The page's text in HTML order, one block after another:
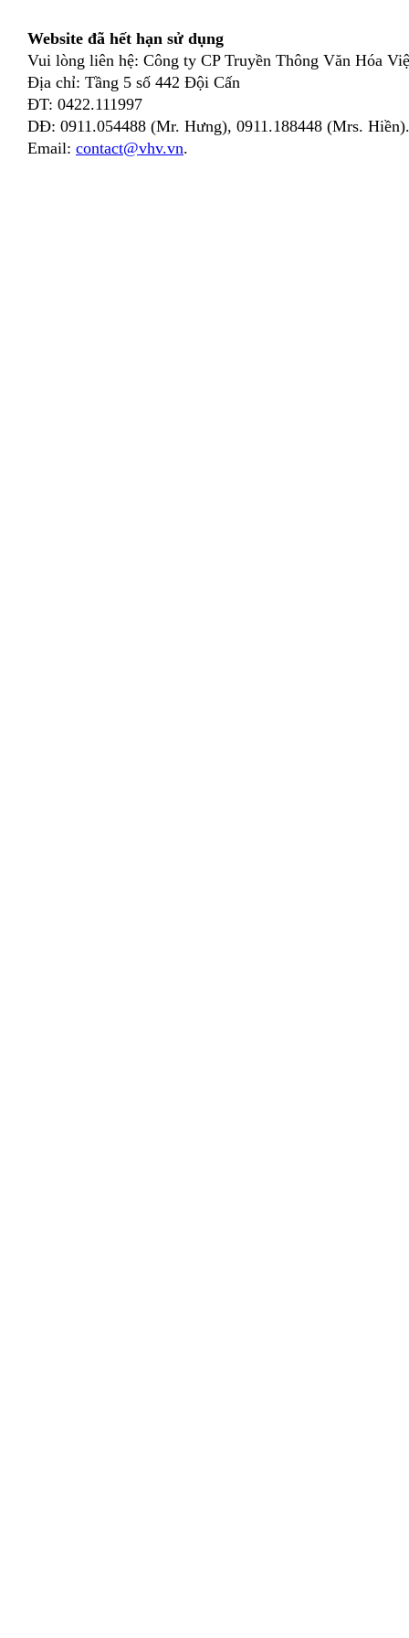
Website đã hết hạn sử dụng
Vui lòng liên hệ: Công ty CP Truyền Thông Văn Hóa
Địa chỉ: Tầng 5 số 442 Đội Cấn
ĐT: 0422.111997
DĐ: 0911.054488 (Mr. Hưng), 0911.188448 (Mrs. Hiền).
Email: contact@vhv.vn.